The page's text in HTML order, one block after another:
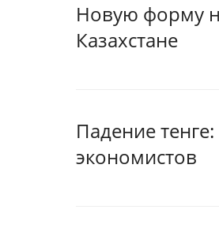
Новую форму
Казахстане
Падение
экономистов